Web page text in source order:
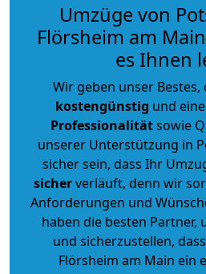
Umzüge von
Flörsheim am
es Ihnen
Wir geben unser Bestes,
kostengünstig und eine
Professionalitätsowie
unserer Unterstützung in
sicher sein, dass Ihr
sicherverläuft, denn wir
Anforderungen und
haben die besten Partner,
und sicherzustellen,
Flörsheim am Main ein